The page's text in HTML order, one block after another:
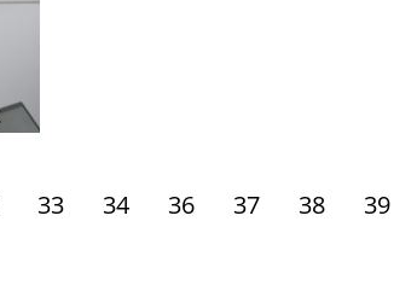
33 34 36 37 38 39